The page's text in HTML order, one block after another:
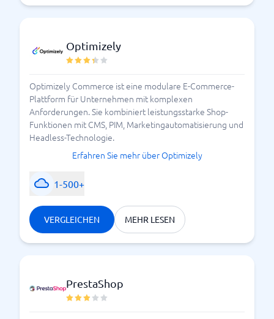
Skalierbarkeit
der Sie wachsen können und die skalierbar ist.
Vergessen Sie auch nicht, dass die Plattform zu
verkraften muss. Sie wollen keine Plattform, deren
Technologie wackelig und anfällig ist und die Sie am
Wachstum hindert.
Brauchen Sie mehr Hilfe? Vergleichen Sie und finden
Sie das richtige System hier bei uns auf BusinessWith.
Optimizely
Optimizely Commerce ist eine modulare E-Commerce-
Plattform für Unternehmen mit komplexen
Anforderungen. Sie kombiniert leistungsstarke Shop-
Funktionen mit CMS, PIM, Marketingautomatisierung und
Headless-Technologie.
Erfahren Sie mehr über Optimizely
1-500+
VERGLEICHEN MEHR LESEN
PrestaShop